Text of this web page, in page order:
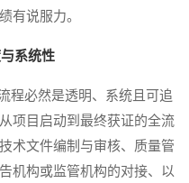
有说服力。
系统性
必然是透明、系统且可追
项目启动到最终获证的全流
术文件编制与审核、质量管
机构或监管机构的对接、以